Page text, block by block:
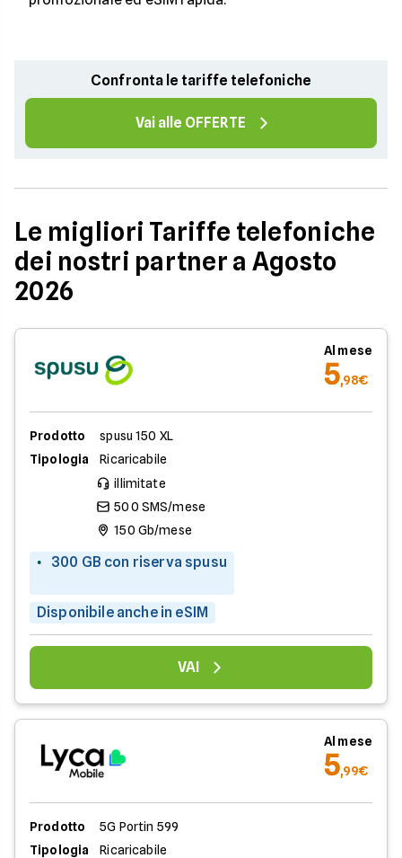
Confronta le tariffe telefoniche
Vai alle OFFERTE
Le migliori Tariffe telefoniche
dei nostri partner a Agosto
2026
Al mese
5,98€
Prodotto
spusu 150 XL
Tipologia
Ricaricabile
illimitate
500 SMS/mese
150 Gb/mese
300 GB con riserva spusu
Disponibile anche in eSIM
VAI
Al mese
5,99€
Prodotto
5G Portin 599
Tipologia
Ricaricabile